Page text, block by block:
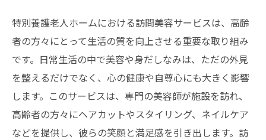
特別養護老人ホームにおける訪問美容サービスは、高齢
者の方々にとって生活の質を向上させる重要な取り組み
です。日常生活の中で美容や身だしなみは、ただの外見
を整えるだけでなく、心の健康や自尊心にも大きく影響
します。このサービスは、専門の美容師が施設を訪れ、
高齢者の方々にヘアカットやスタイリング、ネイルケア
などを提供し、彼らの笑顔と満足感を引き出します。訪